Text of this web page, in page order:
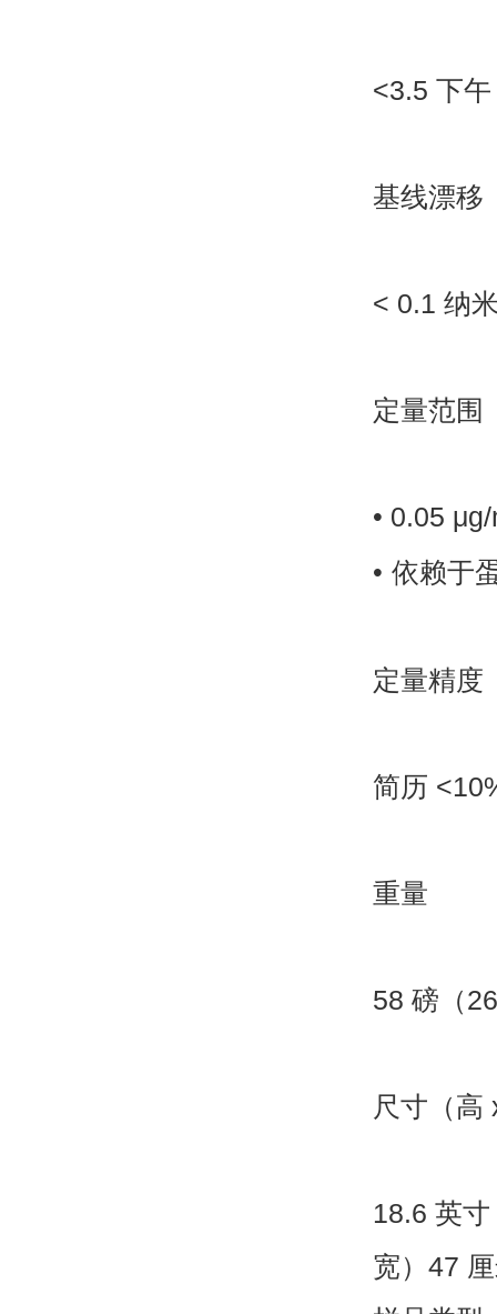
<3.5 下午
基线漂移
< 0.1 纳
定量范围
• 0.05
• 依赖于
定量精度
简历
重量
58 磅（
尺寸（高
18.6 英寸
宽） 47